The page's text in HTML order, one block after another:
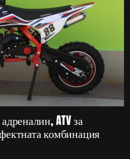
ATV за
комбинация